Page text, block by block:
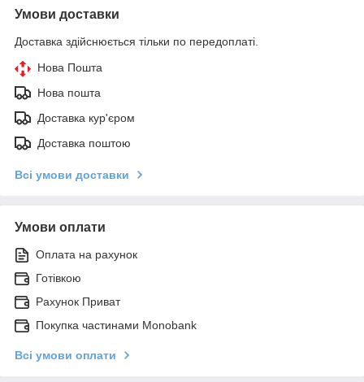
Умови доставки
Доставка здійснюється тільки по передоплаті.
Нова Пошта
Нова пошта
Доставка кур'єром
Доставка поштою
Всі умови доставки
Умови оплати
Оплата на рахунок
Готівкою
Рахунок Приват
Покупка частинами Monobank
Всі умови оплати